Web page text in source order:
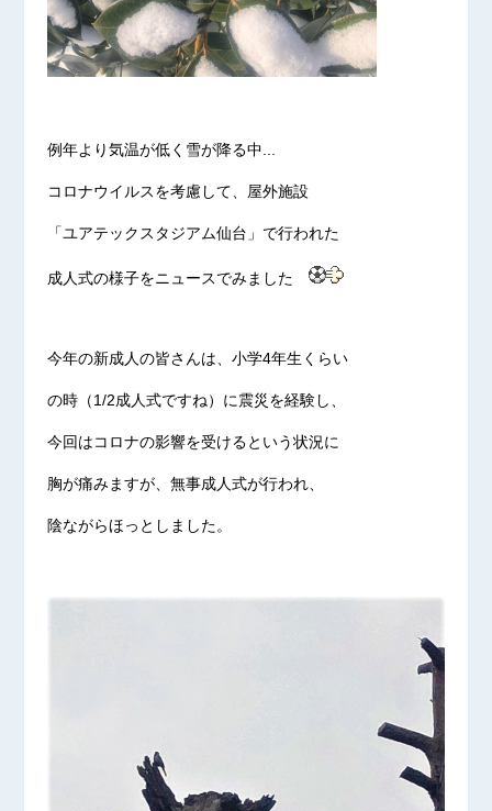
例年より気温が低く雪が降る中...
コロナウイルスを考慮して、屋外施設
「ユアテックスタジアム仙台」で行われた
成人式の様子をニュースでみました
今年の新成人の皆さんは、小学4年生くらい
の時（1/2成人式ですね）に震災を経験し、
今回はコロナの影響を受けるという状況に
胸が痛みますが、無事成人式が行われ、
陰ながらほっとしました。